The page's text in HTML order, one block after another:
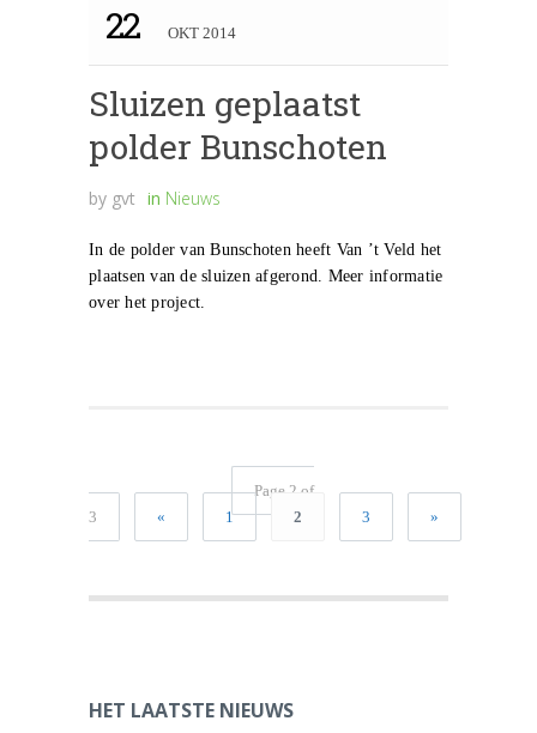
22 OKT 2014
Sluizen geplaatst
polder Bunschoten
by gvt in Nieuws
In de polder van Bunschoten heeft Van ’t Veld het
plaatsen van de sluizen afgerond. Meer informatie
over het project.
Page 2 of
3
« 1 2 3 »
HET LAATSTE NIEUWS